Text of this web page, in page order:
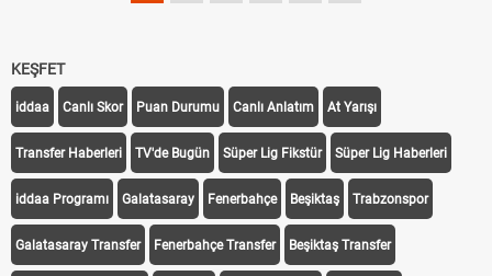
KEŞFET
iddaa Canlı Skor Puan Durumu Canlı Anlatım At Yarışı
Transfer Haberleri TV'de Bugün Süper Lig Fikstür Süper Lig Haberleri
iddaa Programı Galatasaray Fenerbahçe Beşiktaş Trabzonspor
Galatasaray Transfer Fenerbahçe Transfer Beşiktaş Transfer